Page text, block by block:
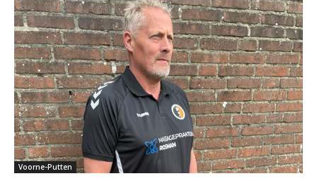
Voorne-Putten